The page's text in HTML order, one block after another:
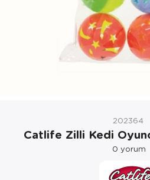
202364
Catlife Zilli Kedi
0 yorum